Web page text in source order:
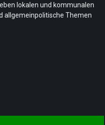
lokalen und kommunalen
allgemeinpolitische Themen